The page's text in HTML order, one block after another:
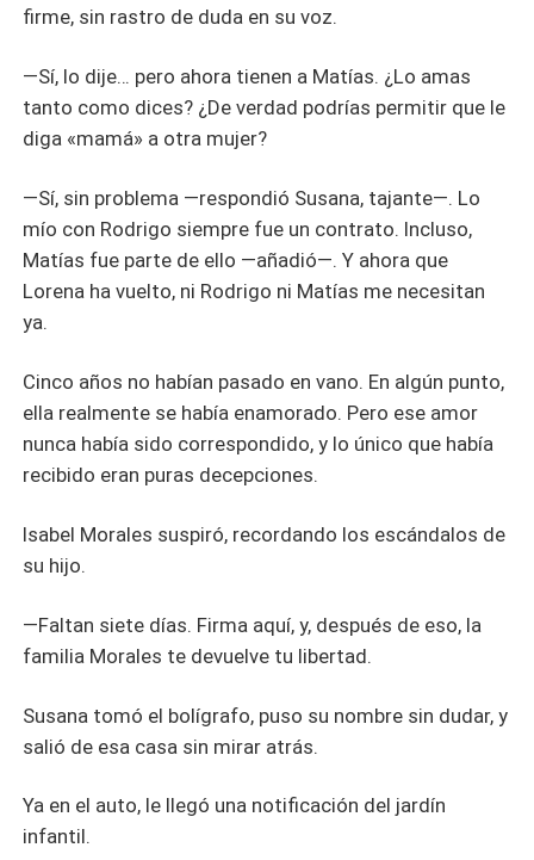
firme, sin rastro de duda en su voz.
—Sí, lo dije… pero ahora tienen a Matías. ¿Lo amas
tanto como dices? ¿De verdad podrías permitir que le
diga «mamá» a otra mujer?
—Sí, sin problema —respondió Susana, tajante—. Lo
mío con Rodrigo siempre fue un contrato. Incluso,
Matías fue parte de ello —añadió—. Y ahora que
Lorena ha vuelto, ni Rodrigo ni Matías me necesitan
ya.
Cinco años no habían pasado en vano. En algún punto,
ella realmente se había enamorado. Pero ese amor
nunca había sido correspondido, y lo único que había
recibido eran puras decepciones.
Isabel Morales suspiró, recordando los escándalos de
su hijo.
—Faltan siete días. Firma aquí, y, después de eso, la
familia Morales te devuelve tu libertad.
Susana tomó el bolígrafo, puso su nombre sin dudar, y
salió de esa casa sin mirar atrás.
Ya en el auto, le llegó una notificación del jardín
infantil.